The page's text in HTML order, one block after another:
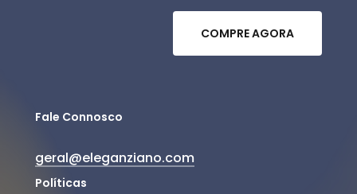
COMPREAGORA
Fale Connosco
geral@eleganziano.com
Políticas